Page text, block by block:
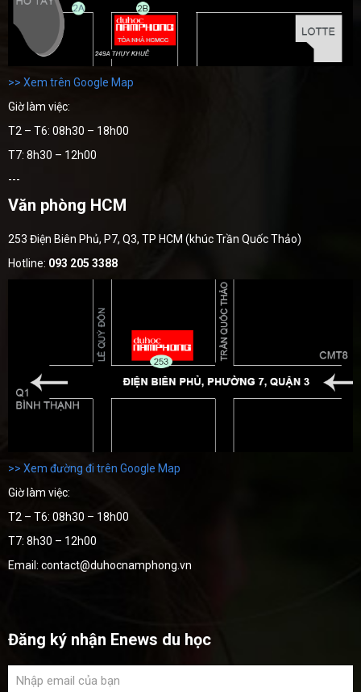
>> Xem trên Google Map
Giờ làm việc:
T2 – T6: 08h30 – 18h00
T7: 8h30 – 12h00
---
Văn phòng HCM
253 Điện Biên Phủ, P7, Q3, TP HCM (khúc Trần Quốc Thảo)
Hotline: 093 205 3388
>> Xem đường đi trên Google Map
Giờ làm việc:
T2 – T6: 08h30 – 18h00
T7: 8h30 – 12h00
Email: contact@duhocnamphong.vn
Đăng ký nhận Enews du học